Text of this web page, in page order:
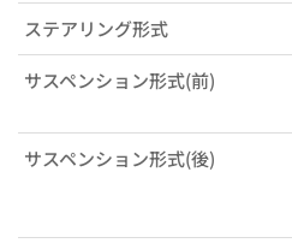
ステアリング形式
サスペンション形式(前)
サスペンション形式(後)